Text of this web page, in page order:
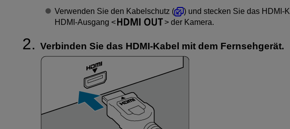
Verwenden Sie den Kabelschutz (
) und stecken Sie das HDMI-
HDMI-Ausgang
der Kamera.
Verbinden Sie das HDMI-Kabel mit dem Fernsehgerät.